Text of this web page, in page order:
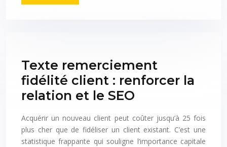
Texte remerciement
fidélité client : renforcer la
relation et le SEO
Acquérir un nouveau client peut coûter jusqu’à 25 fois
plus cher que de fidéliser un client existant. C’est une
statistique frappante qui souligne l’importance capitale